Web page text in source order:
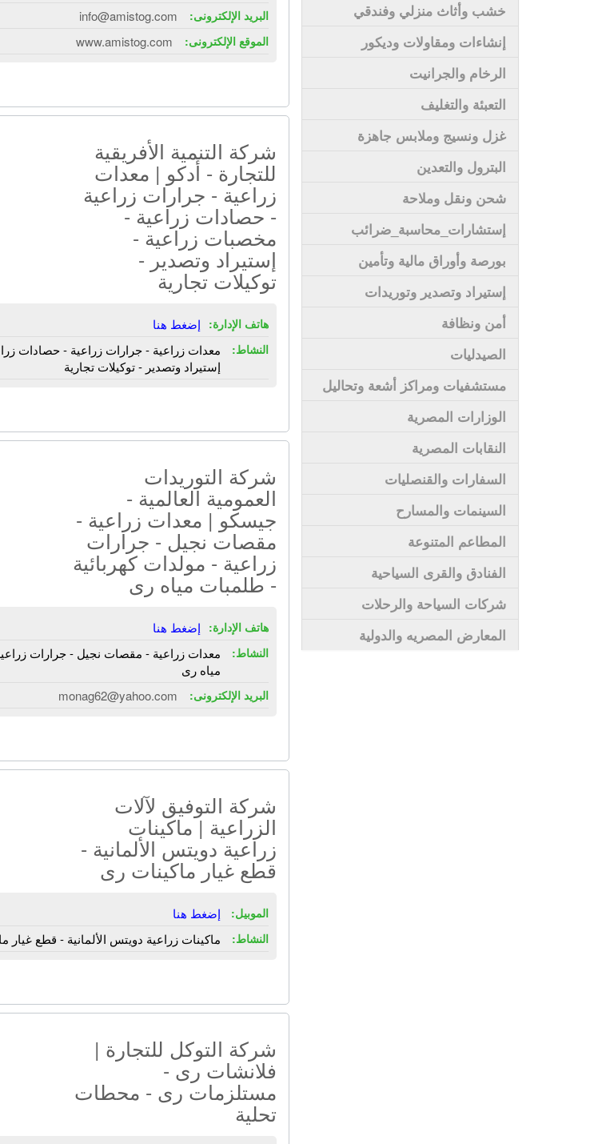
خشب وأثاث منزلي وفندقي
إنشاءات ومقاولات وديكور
الرخام والجرانيت
التعبئة والتغليف
غزل ونسيج وملابس جاهزة
البترول والتعدين
شحن ونقل وملاحة
إستشارات_محاسبة_ضرائب
بورصة وأوراق مالية وتأمين
إستيراد وتصدير وتوريدات
أمن ونظافة
الصيدليات
مستشفيات ومراكز أشعة وتحاليل
الوزارات المصرية
النقابات المصرية
السفارات والقنصليات
السينمات والمسارح
المطاعم المتنوعة
الفنادق والقرى السياحية
شركات السياحة والرحلات
المعارض المصريه والدولية
البريد الإلكترونى: info@amistog.com
الموقع الإلكترونى: www.amistog.com
شركة التنمية الأفريقية
للتجارة - أدكو | معدات
زراعية - جرارات زراعية
- حصادات زراعية -
مخصبات زراعية -
إستيراد وتصدير -
توكيلات تجارية
هاتف الإدارة: إضغط هنا
النشاط:
معدات زراعية - جرارات زراعية - حصادات
إستيراد وتصدير - توكيلات تجارية
شركة التوريدات
العمومية العالمية -
جيسكو | معدات زراعية -
مقصات نجيل - جرارات
زراعية - مولدات كهربائية
- طلمبات مياه رى
هاتف الإدارة: إضغط هنا
النشاط:
معدات زراعية - مقصات نجيل - جرارات
مياه رى
البريد الإلكترونى: monag62@yahoo.com
شركة التوفيق لآلات
الزراعية | ماكينات
زراعية دويتس الألمانية -
قطع غيار ماكينات رى
الموبيل: إضغط هنا
النشاط: ماكينات زراعية دويتس الألمانية - قطع غيار
شركة التوكل للتجارة |
فلانشات رى -
مستلزمات رى - محطات
تحلية